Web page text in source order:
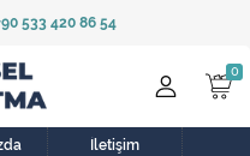
533 420 86 54
İletişim